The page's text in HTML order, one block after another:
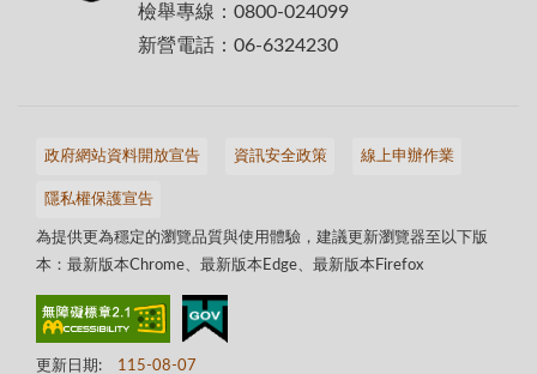
檢舉專線：0800-024099
新營電話：06-6324230
政府網站資料開放宣告 資訊安全政策 線上申辦作業
隱私權保護宣告
為提供更為穩定的瀏覽品質與使用體驗，建議更新瀏覽器至以下版
本：最新版本Chrome、最新版本Edge、最新版本Firefox
更新日期: 115-08-07